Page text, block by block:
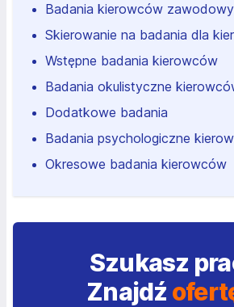
Badania kierowców
Skierowanie na badania dla
Wstępne badania kierowców
Badania okulistyczne
Dodatkowe badania
Badania psychologiczne
Okresowe badania kierowców
Szukasz
Znajdź